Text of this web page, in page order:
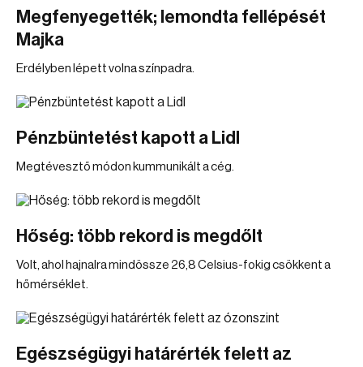
Megfenyegették; lemondta fellépését
Majka
Erdélyben lépett volna színpadra.
Pénzbüntetést kapott a Lidl
Megtévesztő módon kummunikált a cég.
Hőség: több rekord is megdőlt
Volt, ahol hajnalra mindössze 26,8 Celsius-fokig csökkent a
hőmérséklet.
Egészségügyi határérték felett az